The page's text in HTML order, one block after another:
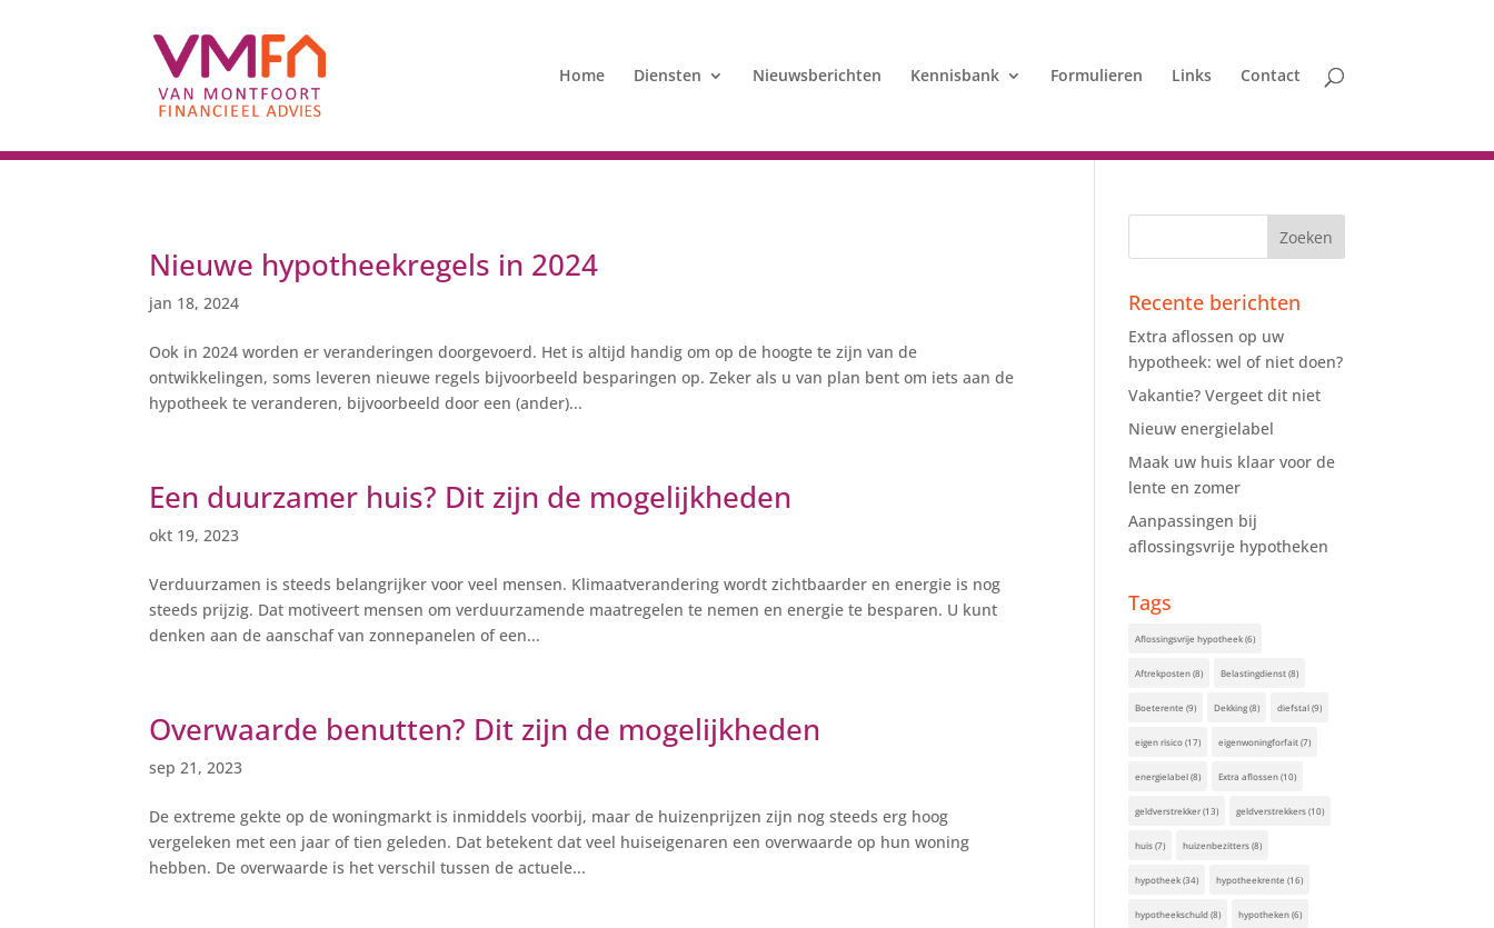
Home Diensten Nieuwsberichten Kennisbank Formulieren Links Contact
Nieuwe hypotheekregels in 2024
jan 18, 2024
Ook in 2024 worden er veranderingen doorgevoerd. Het is altijd handig om op de hoogte te zijn van de
ontwikkelingen, soms leveren nieuwe regels bijvoorbeeld besparingen op. Zeker als u van plan bent om iets aan de
hypotheek te veranderen, bijvoorbeeld door een (ander)...
Een duurzamer huis? Dit zijn de mogelijkheden
okt 19, 2023
Verduurzamen is steeds belangrijker voor veel mensen. Klimaatverandering wordt zichtbaarder en energie is nog
steeds prijzig. Dat motiveert mensen om verduurzamende maatregelen te nemen en energie te besparen. U kunt
denken aan de aanschaf van zonnepanelen of een...
Overwaarde benutten? Dit zijn de mogelijkheden
sep 21, 2023
De extreme gekte op de woningmarkt is inmiddels voorbij, maar de huizenprijzen zijn nog steeds erg hoog
vergeleken met een jaar of tien geleden. Dat betekent dat veel huiseigenaren een overwaarde op hun woning
hebben. De overwaarde is het verschil tussen de actuele...
Recente berichten
Extra aflossen op uw
hypotheek: wel of niet doen?
Vakantie? Vergeet dit niet
Nieuw energielabel
Maak uw huis klaar voor de
lente en zomer
Aanpassingen bij
aflossingsvrije hypotheken
Tags
Aflossingsvrije hypotheek(6)
Aftrekposten(8) Belastingdienst(8)
Boeterente (9) Dekking(8) diefstal(9)
eigen risico(17) eigenwoningforfait(7)
energielabel(8) Extra aflossen(10)
geldverstrekker(13) geldverstrekkers(10)
huis(7) huizenbezitters(8)
hypotheek(34) hypotheekrente (16)
hypotheekschuld(8) hypotheken(6)